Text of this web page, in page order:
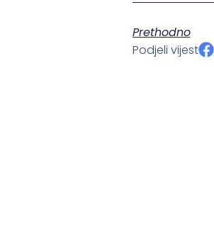
Prethodno
Podjeli vijest